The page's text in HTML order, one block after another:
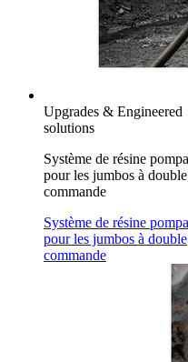
Upgrades & Engineered
solutions
Système de résine
pour les jumbos à double
commande
Système de résine
pour les jumbos à double
commande